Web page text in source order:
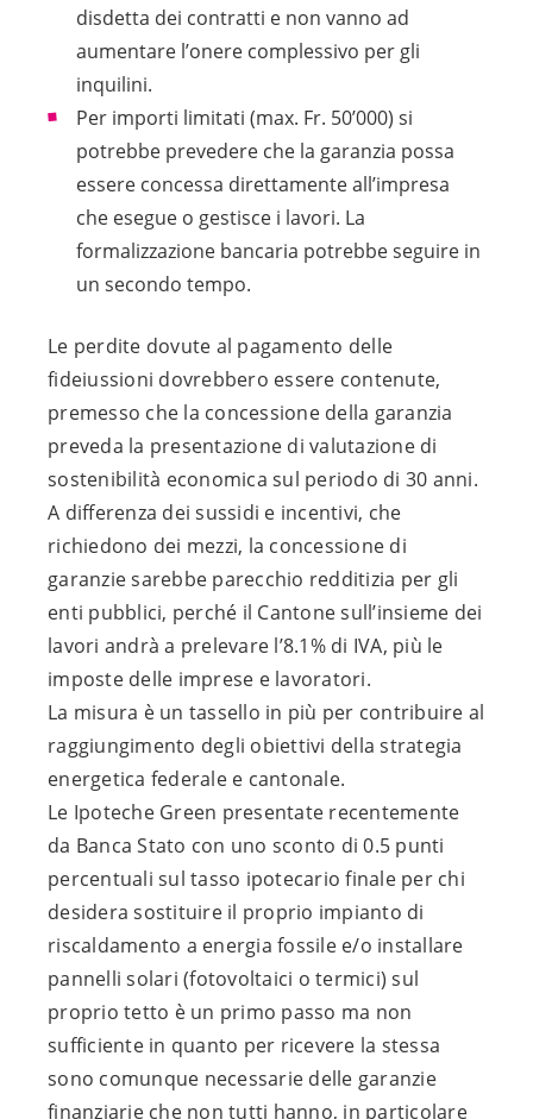
disdetta dei contratti e non vanno ad
aumentare l’onere complessivo per gli
inquilini.
Per importi limitati (max. Fr. 50’000) si
potrebbe prevedere che la garanzia possa
essere concessa direttamente all’impresa
che esegue o gestisce i lavori. La
formalizzazione bancaria potrebbe seguire in
un secondo tempo.
Le perdite dovute al pagamento delle
fideiussioni dovrebbero essere contenute,
premesso che la concessione della garanzia
preveda la presentazione di valutazione di
sostenibilità economica sul periodo di 30 anni.
A differenza dei sussidi e incentivi, che
richiedono dei mezzi, la concessione di
garanzie sarebbe parecchio redditizia per gli
enti pubblici, perché il Cantone sull’insieme dei
lavori andrà a prelevare l’8.1% di IVA, più le
imposte delle imprese e lavoratori.
La misura è un tassello in più per contribuire al
raggiungimento degli obiettivi della strategia
energetica federale e cantonale.
Le Ipoteche Green presentate recentemente
da Banca Stato con uno sconto di 0.5 punti
percentuali sul tasso ipotecario finale per chi
desidera sostituire il proprio impianto di
riscaldamento a energia fossile e/o installare
pannelli solari (fotovoltaici o termici) sul
proprio tetto è un primo passo ma non
sufficiente in quanto per ricevere la stessa
sono comunque necessarie delle garanzie
finanziarie che non tutti hanno, in particolare